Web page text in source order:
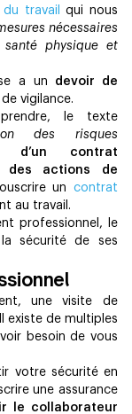
du travailqui nous
nécessaires
physique et
a un devoir de
vigilance.
le texte
des risques
d’un contrat
des actions de
un contrat
au travail.
professionnel, le
sécurité de ses
une visite de
existe de multiples
besoin de vous
votre sécurité en
une assurance
le collaborateur